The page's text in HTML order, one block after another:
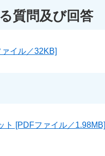
質問及び回答
イル／32KB]
ト [PDFファイル／1.98MB]